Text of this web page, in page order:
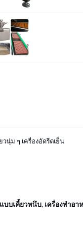
นุ่ม ๆ เครื่องอัดรีดเย็น
บบเคี้ยวหนึบ, เครื่องทำอ